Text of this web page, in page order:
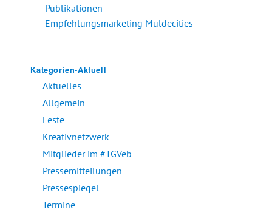
Publikationen
Empfehlungsmarketing Muldecities
Kategorien-Aktuell
Aktuelles
Allgemein
Feste
Kreativnetzwerk
Mitglieder im #TGVeb
Pressemitteilungen
Pressespiegel
Termine